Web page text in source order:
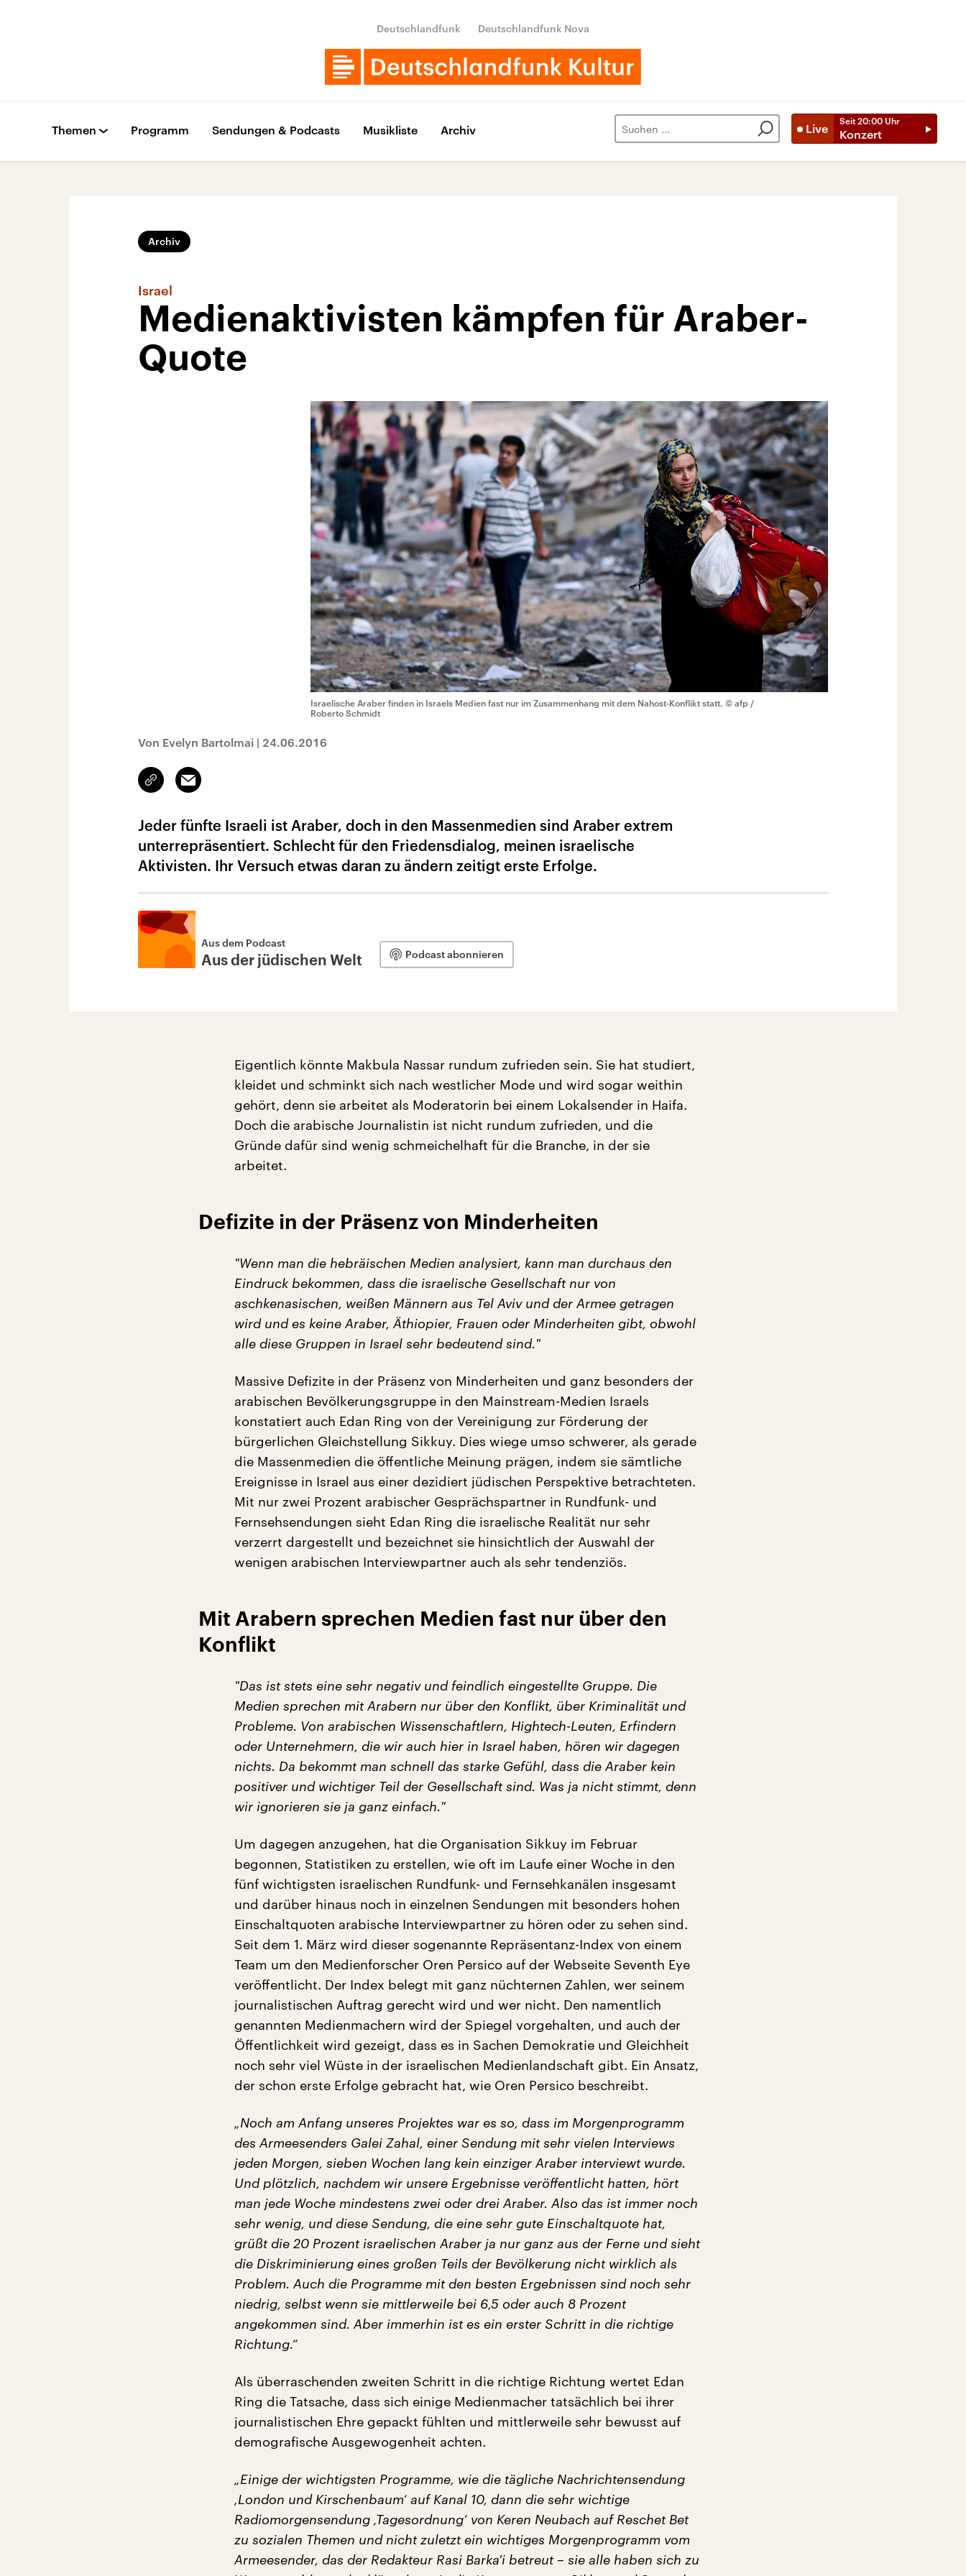
Deutschlandfunk Deutschlandfunk Nova
Live
Seit 20:00 Uhr
Konzert
Themen Programm Sendungen & Podcasts Musikliste Archiv
Archiv
Israel
Medienaktivisten kämpfen für Araber-
Quote
Israelische Araber finden in Israels Medien fast nur im Zusammenhang mit dem Nahost-Konflikt statt. © afp /
Roberto Schmidt
Von Evelyn Bartolmai | 24.06.2016
Link
kopieren/teilen
Email
Jeder fünfte Israeli ist Araber, doch in den Massenmedien sind Araber extrem
unterrepräsentiert. Schlecht für den Friedensdialog, meinen israelische
Aktivisten. Ihr Versuch etwas daran zu ändern zeitigt erste Erfolge.
Aus dem Podcast
Aus der jüdischen Welt Podcast abonnieren
Eigentlich könnte Makbula Nassar rundum zufrieden sein. Sie hat studiert,
kleidet und schminkt sich nach westlicher Mode und wird sogar weithin
gehört, denn sie arbeitet als Moderatorin bei einem Lokalsender in Haifa.
Doch die arabische Journalistin ist nicht rundum zufrieden, und die
Gründe dafür sind wenig schmeichelhaft für die Branche, in der sie
arbeitet.
Defizite in der Präsenz von Minderheiten
"Wenn man die hebräischen Medien analysiert, kann man durchaus den
Eindruck bekommen, dass die israelische Gesellschaft nur von
aschkenasischen, weißen Männern aus Tel Aviv und der Armee getragen
wirdundes keine Araber, Äthiopier, Frauen oder Minderheiten gibt, obwohl
alle diese Gruppen in Israel sehr bedeutendsind."
Massive Defizite in der Präsenz von Minderheiten und ganz besonders der
arabischen Bevölkerungsgruppe in den Mainstream-Medien Israels
konstatiert auch Edan Ring von der Vereinigung zur Förderung der
bürgerlichen Gleichstellung Sikkuy. Dies wiege umso schwerer, als gerade
die Massenmedien die öffentliche Meinung prägen, indem sie sämtliche
Ereignisse in Israel aus einer dezidiert jüdischen Perspektive betrachteten.
Mit nur zwei Prozent arabischer Gesprächspartner in Rundfunk- und
Fernsehsendungen sieht Edan Ring die israelische Realität nur sehr
verzerrt dargestellt und bezeichnet sie hinsichtlich der Auswahl der
wenigen arabischen Interviewpartner auch als sehr tendenziös.
Mit Arabern sprechen Medien fast nur über den
Konflikt
"Das ist stets eine sehr negativ und feindlich eingestellte Gruppe. Die
Medien sprechen mit Arabern nur über den Konflikt, über Kriminalität und
Probleme. Von arabischen Wissenschaftlern, Hightech-Leuten, Erfindern
oder Unternehmern, die wir auch hier in Israel haben, hören wir dagegen
nichts. Da bekommt man schnell das starke Gefühl, dass die Araber kein
positiver und wichtiger Teil der Gesellschaft sind. Was ja nicht stimmt, denn
wir ignorieren sie ja ganz einfach."
Um dagegen anzugehen, hat die Organisation Sikkuy im Februar
begonnen, Statistiken zu erstellen, wie oft im Laufe einer Woche in den
fünf wichtigsten israelischen Rundfunk- und Fernsehkanälen insgesamt
und darüber hinaus noch in einzelnen Sendungen mit besonders hohen
Einschaltquoten arabische Interviewpartner zu hören oder zu sehen sind.
Seit dem 1. März wird dieser sogenannte Repräsentanz-Index von einem
Team um den Medienforscher Oren Persico auf der Webseite Seventh Eye
veröffentlicht. Der Index belegt mit ganz nüchternen Zahlen, wer seinem
journalistischen Auftrag gerecht wird und wer nicht. Den namentlich
genannten Medienmachern wird der Spiegel vorgehalten, und auch der
Öffentlichkeit wird gezeigt, dass es in Sachen Demokratie und Gleichheit
noch sehr viel Wüste in der israelischen Medienlandschaft gibt. Ein Ansatz,
der schon erste Erfolge gebracht hat, wie Oren Persico beschreibt.
„Noch am Anfang unseres Projektes war es so, dass im Morgenprogramm
des Armeesenders Galei Zahal, einer Sendung mit sehr vielen Interviews
jeden Morgen, sieben Wochen lang kein einziger Araber interviewt wurde.
Und plötzlich, nachdem wir unsere Ergebnisse veröffentlicht hatten, hört
man jede Woche mindestens zwei oder drei Araber. Also das ist immer noch
sehr wenig, und diese Sendung, die eine sehr gute Einschaltquote hat,
grüßt die 20 Prozent israelischen Araber ja nur ganz aus der Ferne und sieht
die Diskriminierung eines großen Teils der Bevölkerung nicht wirklich als
Problem. Auch die Programme mit den besten Ergebnissen sind noch sehr
niedrig, selbst wenn sie mittlerweile bei 6,5 oder auch 8 Prozent
angekommen sind. Aber immerhin ist es ein erster Schritt in die richtige
Richtung.“
Als überraschenden zweiten Schritt in die richtige Richtung wertet Edan
Ring die Tatsache, dass sich einige Medienmacher tatsächlich bei ihrer
journalistischen Ehre gepackt fühlten und mittlerweile sehr bewusst auf
demografische Ausgewogenheit achten.
„Einige der wichtigsten Programme, wie die tägliche Nachrichtensendung
‚London und Kirschenbaum‘ auf Kanal 10, dann die sehr wichtige
Radiomorgensendung ‚Tagesordnung‘ von Keren Neubach auf Reschet Bet
zu sozialen Themen und nicht zuletzt ein wichtiges Morgenprogramm vom
Armeesender, das der Redakteur Rasi Barka'i betreut – sie alle haben sich zu